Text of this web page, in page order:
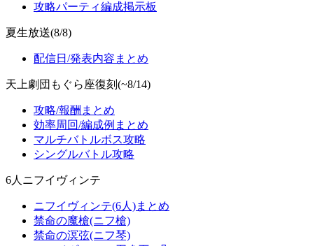
攻略パーティ編成掲示板
夏生放送(8/8)
配信日/発表内容まとめ
天上劇団もぐら座復刻(~8/14)
攻略/報酬まとめ
効率周回/編成例まとめ
マルチバトルボス攻略
シングルバトル攻略
6人ニフイヴィンテ
ニフイヴィンテ(6人)まとめ
禁命の魔槍(ニフ槍)
禁命の溟弦(ニフ琴)